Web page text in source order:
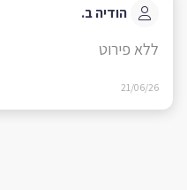
הודיה ב.
ללא פירוט
21/06/26